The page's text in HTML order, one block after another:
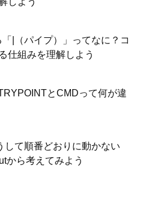
|（パイプ）」ってなに？コ
仕組みを理解しよう
とCMDって何が違
して順番どおりに動かない
から考えてみよう